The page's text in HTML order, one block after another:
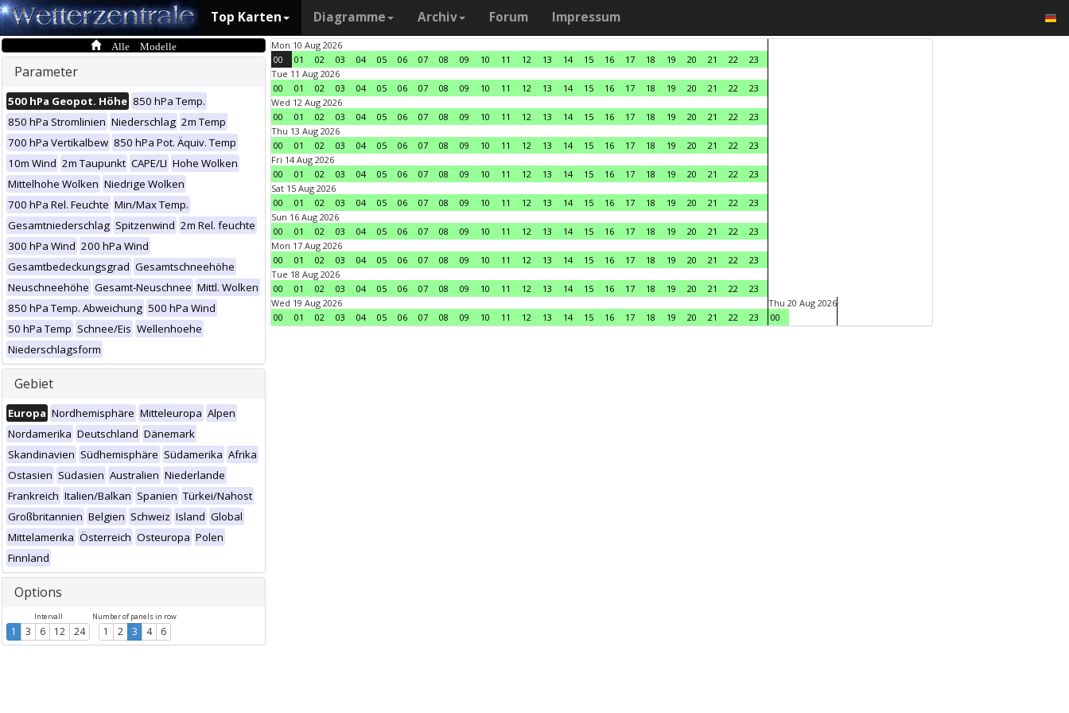
Top Karten Diagramme Archiv Forum Impressum
Alle Modelle
Parameter
500 hPa Geopot. Höhe 850 hPa Temp.
850 hPa Stromlinien Niederschlag 2m Temp
700 hPa Vertikalbew 850 hPa Pot. Äquiv. Temp
10m Wind 2m Taupunkt CAPE/LI Hohe Wolken
Mittelhohe Wolken Niedrige Wolken
700 hPa Rel. Feuchte Min/Max Temp.
Gesamtniederschlag Spitzenwind 2m Rel. feuchte
300 hPa Wind 200 hPa Wind
Gesamtbedeckungsgrad Gesamtschneehöhe
Neuschneehöhe Gesamt-Neuschnee Mittl. Wolken
850 hPa Temp. Abweichung 500 hPa Wind
50 hPa Temp Schnee/Eis Wellenhoehe
Niederschlagsform
Gebiet
Europa Nordhemisphäre Mitteleuropa Alpen
Nordamerika Deutschland Dänemark
Skandinavien Südhemisphäre Südamerika Afrika
Ostasien Südasien Australien Niederlande
Frankreich Italien/Balkan Spanien Türkei/Nahost
Großbritannien Belgien Schweiz Island Global
Mittelamerika Österreich Osteuropa Polen
Finnland
Options
Intervall
1 3 6 12 24
Number of panels in row
1 2 3 4 6
Mon 10 Aug 2026
00
01 02 03 04 05 06 07 08 09 10 11 12 13 14 15 16 17 18 19 20 21 22
23
Tue 11 Aug 2026
00
01 02 03 04 05 06 07 08 09 10 11 12 13 14 15 16 17 18 19 20 21 22
23
Wed 12 Aug 2026
00
01 02 03 04 05 06 07 08 09 10 11 12 13 14 15 16 17 18 19 20 21 22
23
Thu 13 Aug 2026
00
01 02 03 04 05 06 07 08 09 10 11 12 13 14 15 16 17 18 19 20 21 22
23
Fri 14 Aug 2026
00
01 02 03 04 05 06 07 08 09 10 11 12 13 14 15 16 17 18 19 20 21 22
23
Sat 15 Aug 2026
00
01 02 03 04 05 06 07 08 09 10 11 12 13 14 15 16 17 18 19 20 21 22
23
Sun 16 Aug 2026
00
01 02 03 04 05 06 07 08 09 10 11 12 13 14 15 16 17 18 19 20 21 22
23
Mon 17 Aug 2026
00
01 02 03 04 05 06 07 08 09 10 11 12 13 14 15 16 17 18 19 20 21 22
23
Tue 18 Aug 2026
00
01 02 03 04 05 06 07 08 09 10 11 12 13 14 15 16 17 18 19 20 21 22
23
Wed 19 Aug 2026
00
01 02 03 04 05 06 07 08 09 10 11 12 13 14 15 16 17 18 19 20 21 22 23
Thu 20 Aug 2026
00